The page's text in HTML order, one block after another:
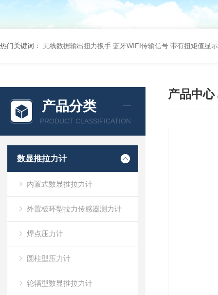
热门关键词： 无线数据输出扭力扳手 蓝牙WIFI传输信号 带有扭矩值显
产品分类
PRODUCT CLASSIFICATION
数显推拉力计
内置式数显推拉力计
外置板环型拉力传感器测力计
焊点压力计
圆柱型压力计
轮辐型数显推拉力计
产品中心